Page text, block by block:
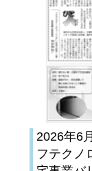
2026年6
フテクノ